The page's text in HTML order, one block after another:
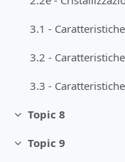
Minimizza
Topic 8
Minimizza
Topic 9